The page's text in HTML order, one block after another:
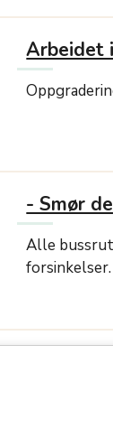
Arbeidet
- Smør
Alle
forsinkelser.